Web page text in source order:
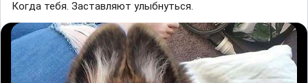
Когда тебя. Заставляют улыбнуться.